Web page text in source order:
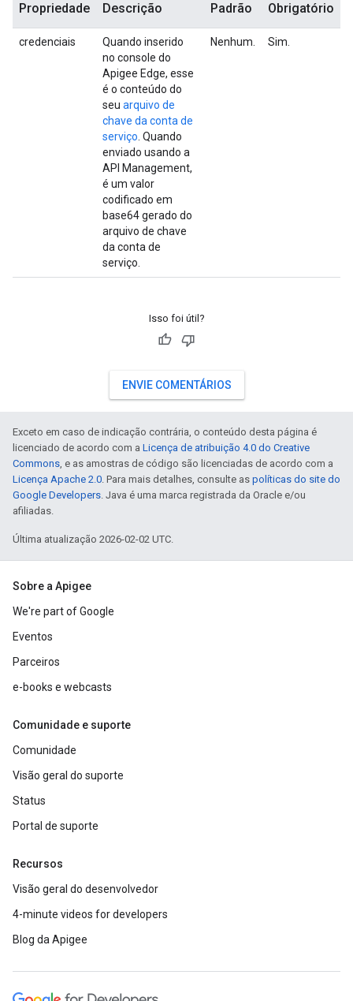
Propriedade Descrição Padrão Obrigatório
credenciais
Quando inserido
no console do
Apigee Edge, esse
é o conteúdo do
seu arquivo de
chave da conta de
serviço . Quando
enviado usando a
API Management,
é um valor
codificado em
base64 gerado do
arquivo de chave
da conta de
serviço.
Nenhum. Sim.
Isso foi útil?
ENVIE COMENTÁRIOS
Exceto em caso de indicação contrária, o conteúdo desta página é
licenciado de acordo com a Licença de atribuição 4.0 do Creative
Commons, e as amostras de código são licenciadas de acordo com a
Licença Apache 2.0. Para mais detalhes, consulte as políticas do site do
Google Developers. Java é uma marca registrada da Oracle e/ou
afiliadas.
Última atualização 2026-02-02 UTC.
Sobre a Apigee
We're part of Google
Eventos
Parceiros
e-books e webcasts
Comunidade e suporte
Comunidade
Visão geral do suporte
Status
Portal de suporte
Recursos
Visão geral do desenvolvedor
4-minute videos for developers
Blog da Apigee